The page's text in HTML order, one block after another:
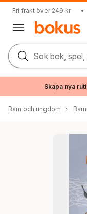
Fri frakt över 249 kr •
Sök bok,
Skapa nya
Barn och ungdom